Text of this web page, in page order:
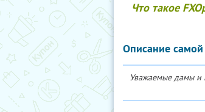
Что такое
Описание
Уважаемые дамы и